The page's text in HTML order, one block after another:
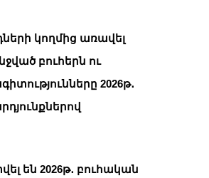
կողմից առավել
բուհերն ու
2026թ․
են 2026թ․ բուհական